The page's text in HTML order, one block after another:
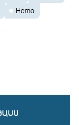
Нето